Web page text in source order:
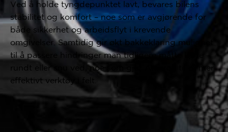
Ved å holde tyngdepunktet lavt, bevares bilens
stabilitet og komfort – noe som er avgjørende for
både sikkerhet og arbeidsflyt i krevende
omgivelser. Samtidig gir økt bakkeklaring mulighet
til å passere hindringer man tidligere måtte kjøre
rundt eller snu ved, noe som gjør Amarok til et mer
effektivt verktøy i felt.